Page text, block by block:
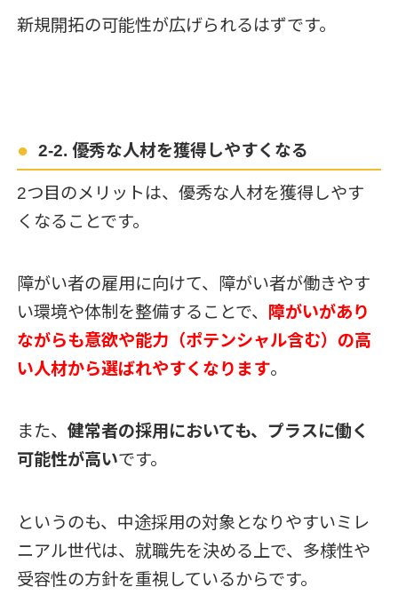
新規開拓の可能性が広げられるはずです。
2-2. 優秀な人材を獲得しやすくなる
2つ目のメリットは、優秀な人材を獲得しやす
くなることです。
障がい者の雇用に向けて、障がい者が働きやす
い環境や体制を整備することで、
障がいがあり
ながらも意欲や能力（ポテンシャル含む）の高
い人材から選ばれやすくなります。
また、健常者の採用においても、プラスに働く
可能性が高いです。
というのも、中途採用の対象となりやすいミレ
ニアル世代は、就職先を決める上で、多様性や
受容性の方針を重視しているからです。